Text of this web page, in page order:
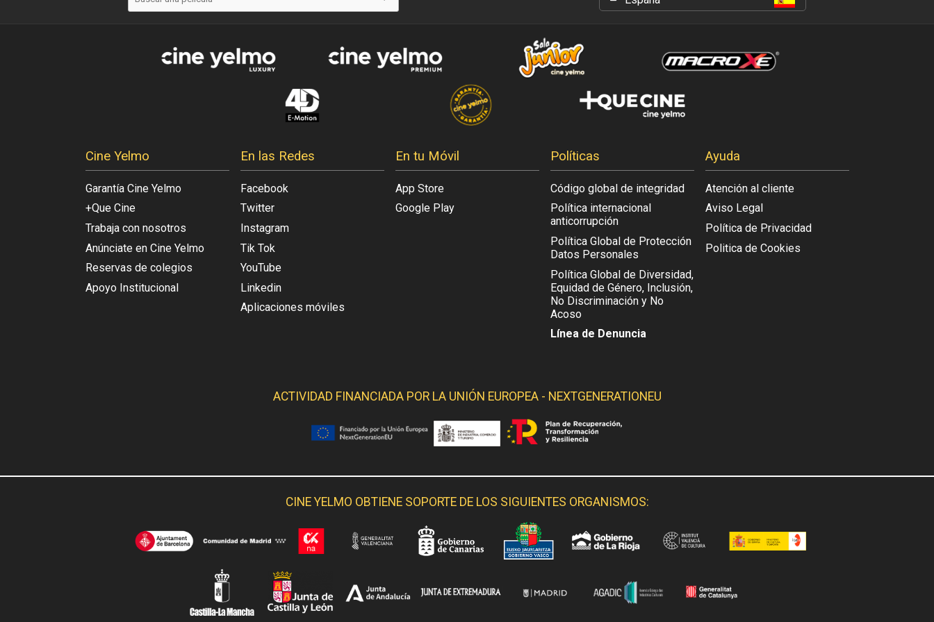
Cine Yelmo
Garantía Cine Yelmo
+Que Cine
Trabaja con nosotros
Anúnciate en Cine Yelmo
Reservas de colegios
Apoyo Institucional
En las Redes
Facebook
Twitter
Instagram
Tik Tok
YouTube
Linkedin
Aplicaciones móviles
En tu Móvil
App Store
Google Play
Políticas
Código global de integridad
Política internacional
anticorrupción
Política Global de Protección
Datos Personales
Política Global de Diversidad,
Equidad de Género, Inclusión,
No Discriminación y No
Acoso
Línea de Denuncia
Ayuda
Atención al cliente
Aviso Legal
Política de Privacidad
Politica de Cookies
ACTIVIDAD FINANCIADA POR LA UNIÓN EUROPEA - NEXTGENERATIONEU
CINE YELMO OBTIENE SOPORTE DE LOS SIGUIENTES ORGANISMOS: